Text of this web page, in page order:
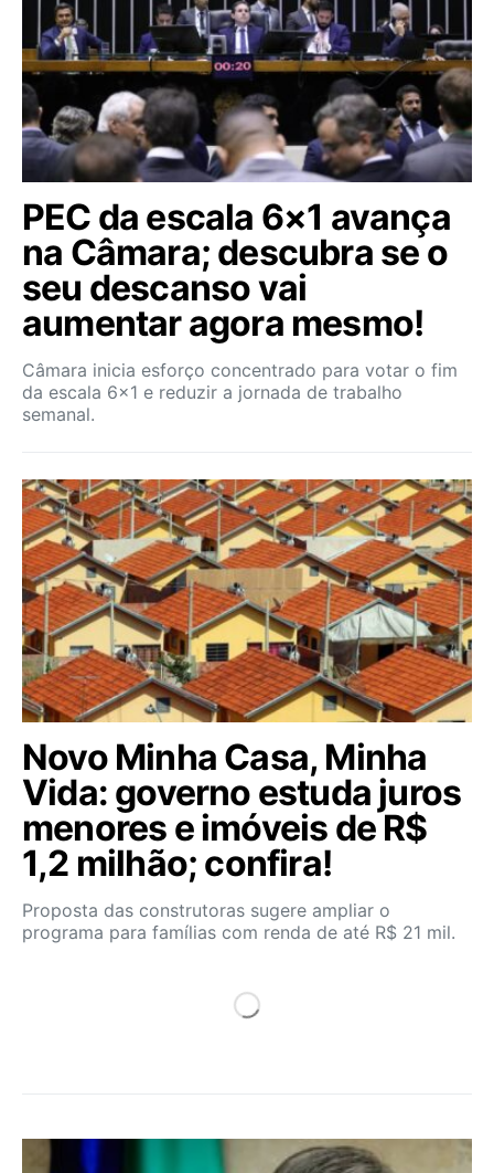
PEC da escala 6×1 avança
na Câmara; descubra se o
seu descanso vai
aumentar agora mesmo!
Câmara inicia esforço concentrado para votar o fim
da escala 6×1 e reduzir a jornada de trabalho
semanal.
Novo Minha Casa, Minha
Vida: governo estuda juros
menores e imóveis de R$
1,2 milhão; confira!
Proposta das construtoras sugere ampliar o
programa para famílias com renda de até R$ 21 mil.